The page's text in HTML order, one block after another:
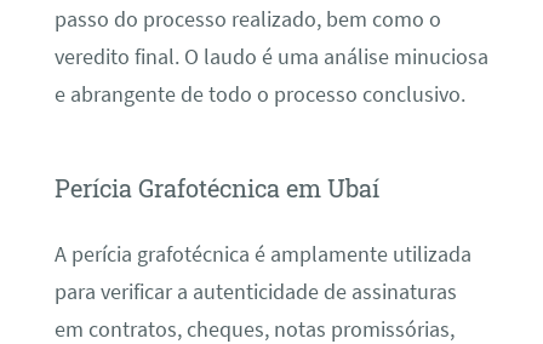
passo do processo realizado, bem como o
veredito final. O laudo é uma análise minuciosa
e abrangente de todo o processo conclusivo.
Perícia Grafotécnica em Ubaí
A perícia grafotécnica é amplamente utilizada
para verificar a autenticidade de assinaturas
em contratos, cheques, notas promissórias,